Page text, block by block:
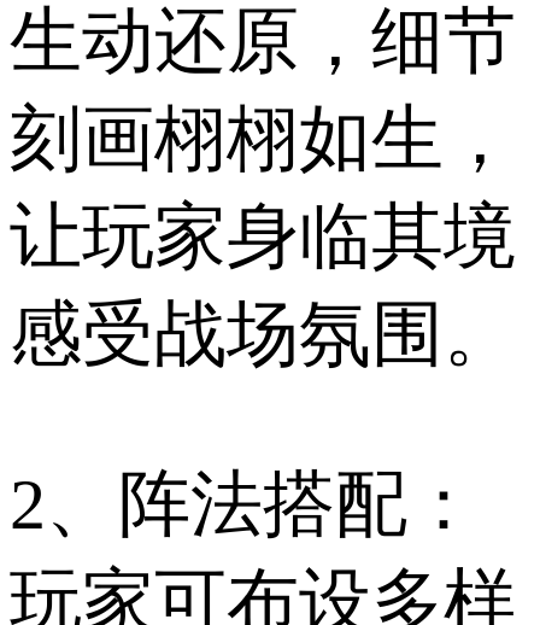
生动还原，细节
刻画栩栩如生，
让玩家身临其境
感受战场氛围。
2、阵法搭配：
玩家可布设多样